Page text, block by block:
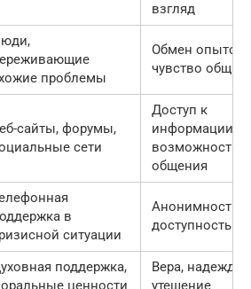
взгляд
проблемы
Обмен опытом,
чувство
сайты, форумы,
сети
Доступ к
информации,
возможность
общения
в
ситуации
Анонимность,
доступность
поддержка,
ценности
Вера, надежда,
утешение